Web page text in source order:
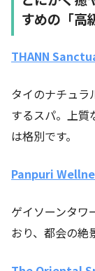
すめの「高
THANN
タイのナチュラ
するスパ。上質
は格別です。
Panpuri
ゲイソーンタワ
おり、都会の絶